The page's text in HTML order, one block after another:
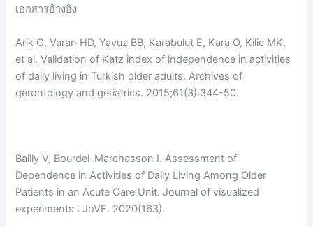
เอกสารอ้างอิง
Arik G, Varan HD, Yavuz BB, Karabulut E, Kara O, Kilic MK,
et al. Validation of Katz index of independence in activities
of daily living in Turkish older adults. Archives of
gerontology and geriatrics. 2015;61(3):344-50.
Bailly V, Bourdel-Marchasson I. Assessment of
Dependence in Activities of Daily Living Among Older
Patients in an Acute Care Unit. Journal of visualized
experiments : JoVE. 2020(163).